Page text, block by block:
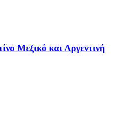
Μεξικό και Αργεντινή